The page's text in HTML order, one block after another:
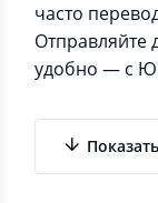
часто
Отправляйте
удобно — с